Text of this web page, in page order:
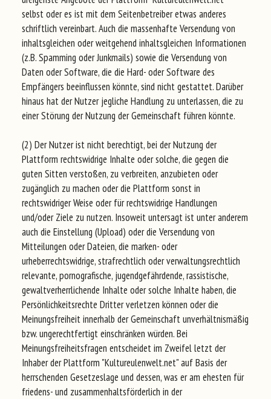
selbst oder es ist mit dem Seitenbetreiber etwas anderes
schriftlich vereinbart. Auch die massenhafte Versendung von
inhaltsgleichen oder weitgehend inhaltsgleichen Informationen
(z.B. Spamming oder Junkmails) sowie die Versendung von
Daten oder Software, die die Hard- oder Software des
Empfängers beeinflussen könnte, sind nicht gestattet. Darüber
hinaus hat der Nutzer jegliche Handlung zu unterlassen, die zu
einer Störung der Nutzung der Gemeinschaft führen könnte.
(2) Der Nutzer ist nicht berechtigt, bei der Nutzung der
Plattform rechtswidrige Inhalte oder solche, die gegen die
guten Sitten verstoßen, zu verbreiten, anzubieten oder
zugänglich zu machen oder die Plattform sonst in
rechtswidriger Weise oder für rechtswidrige Handlungen
und/oder Ziele zu nutzen. Insoweit untersagt ist unter anderem
auch die Einstellung (Upload) oder die Versendung von
Mitteilungen oder Dateien, die marken- oder
urheberrechtswidrige, strafrechtlich oder verwaltungsrechtlich
relevante, pornografische, jugendgefährdende, rassistische,
gewaltverherrlichende Inhalte oder solche Inhalte haben, die
Persönlichkeitsrechte Dritter verletzen können oder die
Meinungsfreiheit innerhalb der Gemeinschaft unverhältnismäßig
bzw. ungerechtfertigt einschränken würden. Bei
Meinungsfreiheitsfragen entscheidet im Zweifel letzt der
Inhaber der Plattform "Kultureulenwelt.net" auf Basis der
herrschenden Gesetzeslage und dessen, was er am ehesten für
friedens- und zusammenhaltsförderlich in der